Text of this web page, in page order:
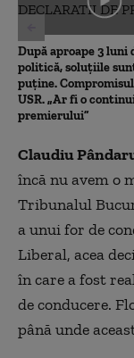
După aproape 3 luni
politică, soluțiile
puține.
USR. „Ar fi o
premierului”
Claudiu
încă nu avem o
Tribunalul
a unui for de
Liberal, acea
în care a fost
de conducere.
până unde